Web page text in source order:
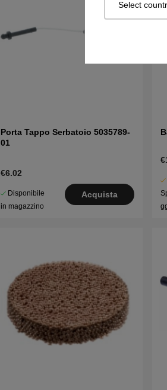
Select
Porta Tappo Serbatoio 5035789-
01
€6.02
Disponibile
in magazzino
Acquista